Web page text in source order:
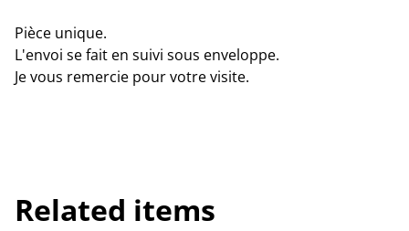
Pièce unique.
L'envoi se fait en suivi sous enveloppe.
Je vous remercie pour votre visite.
Related items